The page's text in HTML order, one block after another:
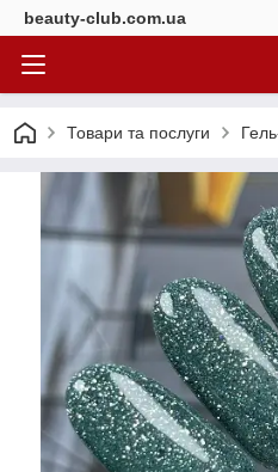
beauty-club.com.ua
Товари та послуги